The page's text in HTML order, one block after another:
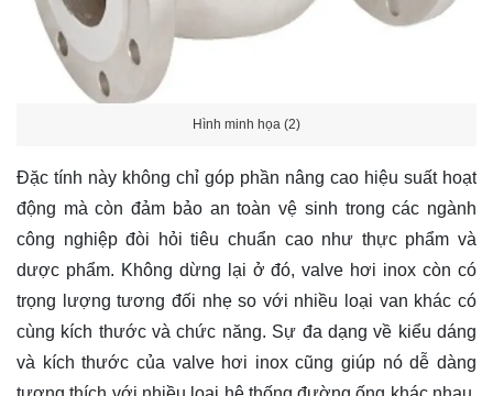
Hình minh họa (2)
Đặc tính này không chỉ góp phần nâng cao hiệu suất hoạt
động mà còn đảm bảo an toàn vệ sinh trong các ngành
công nghiệp đòi hỏi tiêu chuẩn cao như thực phẩm và
dược phẩm. Không dừng lại ở đó, valve hơi inox còn có
trọng lượng tương đối nhẹ so với nhiều loại van khác có
cùng kích thước và chức năng. Sự đa dạng về kiểu dáng
và kích thước của valve hơi inox cũng giúp nó dễ dàng